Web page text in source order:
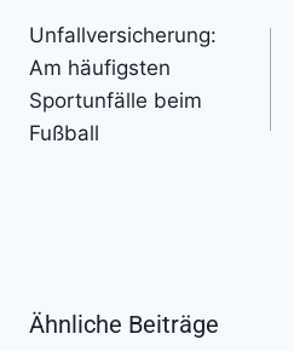
Unfallversicherung:
Am häufigsten
Sportunfälle beim
Fußball
Ähnliche Beiträge